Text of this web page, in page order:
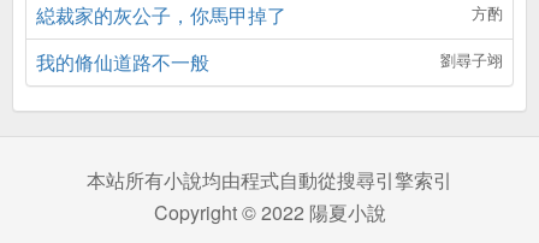
縂裁家的灰公子，你馬甲掉了 方酌
我的脩仙道路不一般 劉尋子翊
本站所有小說均由程式自動從搜尋引擎索引
Copyright © 2022 陽夏小說